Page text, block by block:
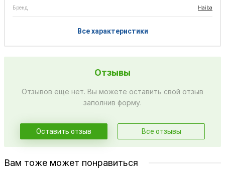
Бренд Haiba
Все характеристики
Отзывы
Отзывов еще нет. Вы можете оставить свой отзыв
заполнив форму.
Оставить отзыв Все отзывы
Вам тоже может понравиться